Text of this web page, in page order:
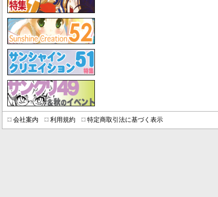
会社案内 利用規約 特定商取引法に基づく表示